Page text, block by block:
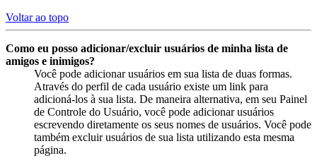
Voltar ao topo
Como eu posso adicionar/excluir usuários de minha lista de
amigos e inimigos?
Você pode adicionar usuários em sua lista de duas formas.
Através do perfil de cada usuário existe um link para
adicioná-los à sua lista. De maneira alternativa, em seu Painel
de Controle do Usuário, você pode adicionar usuários
escrevendo diretamente os seus nomes de usuários. Você pode
também excluir usuários de sua lista utilizando esta mesma
página.